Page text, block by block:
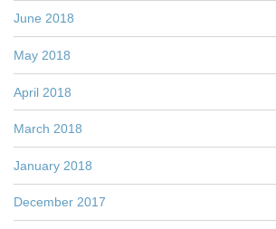
June 2018
May 2018
April 2018
March 2018
January 2018
December 2017